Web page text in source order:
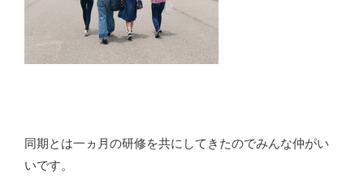
同期とは一ヵ月の研修を共にしてきたのでみんな仲がい
いです。